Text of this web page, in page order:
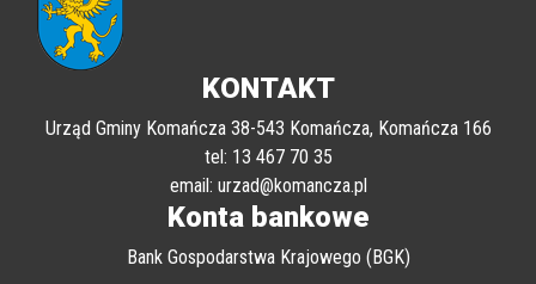
KONTAKT
Urząd Gminy Komańcza 38-543 Komańcza, Komańcza 166
tel: 13 467 70 35
email: urzad@komancza.pl
Konta bankowe
Bank Gospodarstwa Krajowego (BGK)